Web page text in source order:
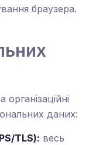
браузера.
даних:
TLS): весь